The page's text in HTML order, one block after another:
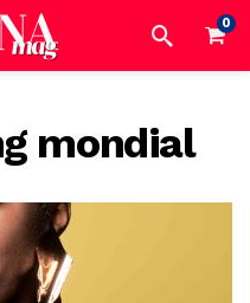
0
mondial